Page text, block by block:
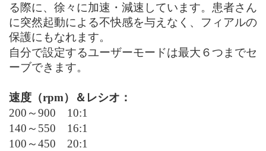
る際に、徐々に加速・減速しています。患者さん
に突然起動による不快感を与えなく、フィアルの
保護にもなれます。
自分で設定するユーザーモードは最大６つまでセ
ーブできます。
速度（rpm）＆レシオ：
200～900 10:1
140 ～ 550 16:1
100～450 20:1